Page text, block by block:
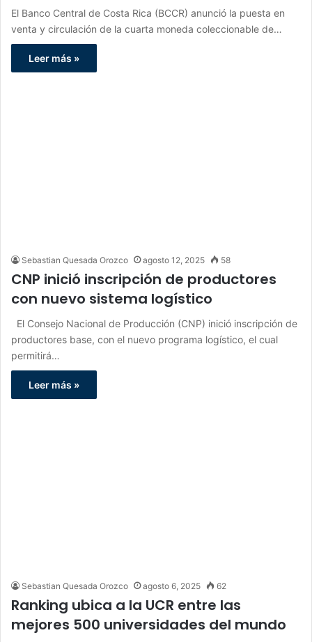
El Banco Central de Costa Rica (BCCR) anunció la puesta en
venta y circulación de la cuarta moneda coleccionable de…
Leer más »
Sebastian Quesada Orozco agosto 12, 2025 58
CNP inició inscripción de productores
con nuevo sistema logístico
El Consejo Nacional de Producción (CNP) inició inscripción de
productores base, con el nuevo programa logístico, el cual
permitirá…
Leer más »
Sebastian Quesada Orozco agosto 6, 2025 62
Ranking ubica a la UCR entre las
mejores 500 universidades del mundo